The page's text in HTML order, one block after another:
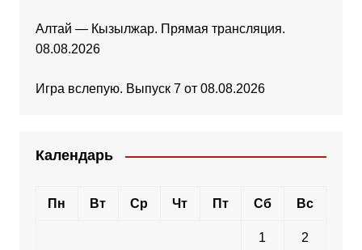
Алтай — Кызылжар. Прямая трансляция.
08.08.2026
Игра вслепую. Выпуск 7 от 08.08.2026
Календарь
Пн Вт Ср Чт Пт Сб Вс
1 2